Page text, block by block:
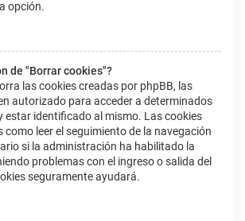
opción.
de "Borrar cookies"?
las cookies creadas por phpBB, las
autorizado para acceder a determinados
estar identificado al mismo. Las cookies
como leer el seguimiento de la navegación
si la administración ha habilitado la
problemas con el ingreso o salida del
seguramente ayudará.